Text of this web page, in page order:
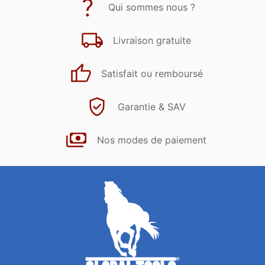
Qui sommes nous ?
Livraison gratuite
Satisfait ou remboursé
Garantie & SAV
Nos modes de paiement